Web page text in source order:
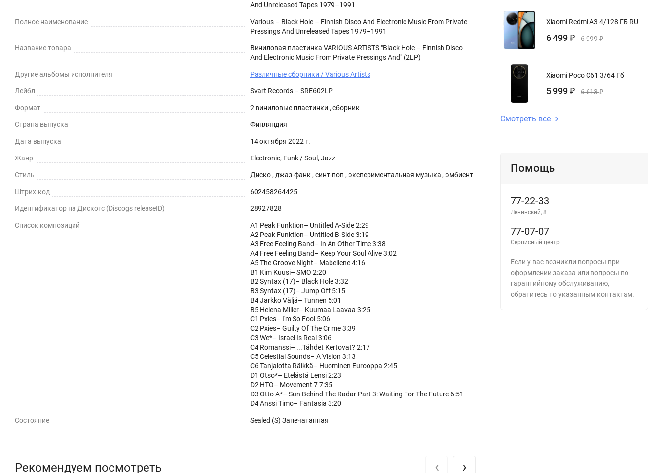
And Unreleased Tapes 1979–1991
Полное наименование
Various – Black Hole – Finnish Disco And Electronic Music From Private
Pressings And Unreleased Tapes 1979–1991
Название товара
Виниловая пластинка VARIOUS ARTISTS "Black Hole – Finnish Disco
And Electronic Music From Private Pressings And" (2LP)
Другие альбомы исполнителя Различные сборники / Various Artists
Лейбл Svart Records – SRE602LP
Формат 2 виниловые пластинки , сборник
Страна выпуска Финляндия
Дата выпуска 14 октября 2022 г.
Жанр Electronic, Funk / Soul, Jazz
Стиль Диско , джаз-фанк , синт-поп , экспериментальная музыка , эмбиент
Штрих-код 602458264425
Идентификатор на Дискогс (Discogs releaseID) 28927828
Список композиций
A1 Peak Funktion– Untitled A-Side 2:29
A2 Peak Funktion– Untitled B-Side 3:19
A3 Free Feeling Band– In An Other Time 3:38
A4 Free Feeling Band– Keep Your Soul Alive 3:02
A5 The Groove Night– Mabellene 4:16
B1 Kim Kuusi– SMO 2:20
B2 Syntax (17)– Black Hole 3:32
B3 Syntax (17)– Jump Off 5:15
B4 Jarkko Väljä– Tunnen 5:01
B5 Helena Miller– Kuumaa Laavaa 3:25
C1 Pxies– I'm So Fool 5:06
C2 Pxies– Guilty Of The Crime 3:39
C3 We*– Israel Is Real 3:06
C4 Romanssi– ...Tähdet Kertovat? 2:17
C5 Celestial Sounds– A Vision 3:13
C6 Tanjalotta Räikkä– Huominen Eurooppa 2:45
D1 Otso*– Etelästä Lensi 2:23
D2 HTO– Movement 7 7:35
D3 Otto A*– Sun Behind The Radar Part 3: Waiting For The Future 6:51
D4 Anssi Timo– Fantasia 3:20
Состояние Sealed (S) Запечатанная
Рекомендуем посмотреть ‹ ›
Xiaomi Redmi A3 4/128 ГБ RU
6 499 ₽ 6 999₽
Xiaomi Poco C61 3/64 Гб
5 999 ₽ 6 613₽
Смотреть все
Помощь
77-22-33
Ленинский, 8
77-07-07
Сервисный центр
Если у вас возникли вопросы при
оформлении заказа или вопросы по
гарантийному обслуживанию,
обратитесь по указанным контактам.